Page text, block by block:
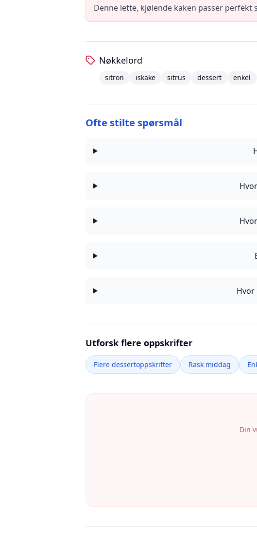
Denne lette, kjølende kaken passer
Nøkkelord
sitron iskake sitrus dessert enkel
Ofte stilte spørsmål
Hvor
Utforsk flere oppskrifter
Flere dessertoppskrifter Rask middag
Din